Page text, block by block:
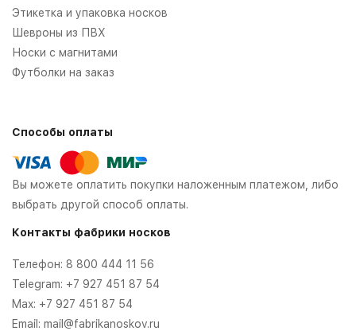
Этикетка и упаковка носков
Шевроны из ПВХ
Носки с магнитами
Футболки на заказ
Способы оплаты
Вы можете оплатить покупки наложенным платежом, либо
выбрать другой способ оплаты.
Контакты фабрики носков
Телефон: 8 800 444 11 56
Telegram: +7 927 451 87 54
Max: +7 927 451 87 54
Email: mail@fabrikanoskov.ru